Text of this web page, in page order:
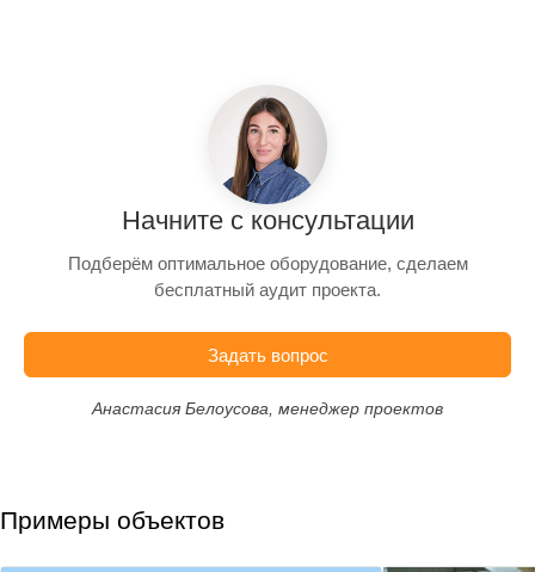
Начните с консультации
Подберём оптимальное оборудование, сделаем
бесплатный аудит проекта.
Задать вопрос
Анастасия Белоусова, менеджер проектов
Примеры объектов